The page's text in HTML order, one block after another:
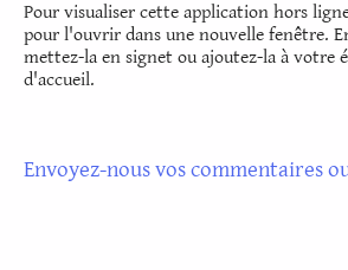
Pour visualiser cette application hors
pour l'ouvrir dans une nouvelle fenêtre.
mettez-la en signet ou ajoutez-la à votre
d'accueil.
Envoyez-nous vos commentaires